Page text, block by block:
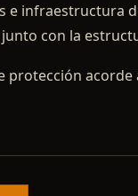
e infraestructura
con la
protección